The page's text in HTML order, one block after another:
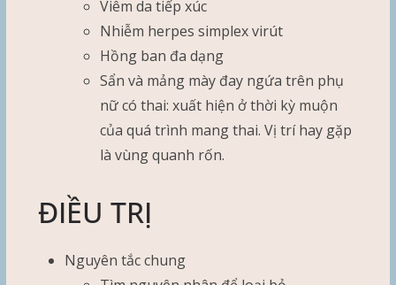
Viêm da tiếp xúc
Nhiễm herpes simplex virút
Hồng ban đa dạng
Sẩn và mảng mày đay ngứa trên phụ
nữ có thai: xuất hiện ở thời kỳ muộn
của quá trình mang thai. Vị trí hay gặp
là vùng quanh rốn.
ĐIỀU TRỊ
Nguyên tắc chung